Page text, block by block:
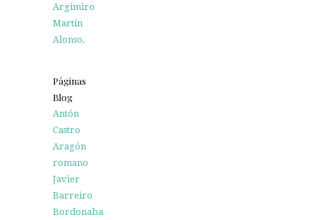
Argimiro
Martín
Alonso.
Páginas
Blog
Antón
Castro
Aragón
romano
Javier
Barreiro
Bordonaba